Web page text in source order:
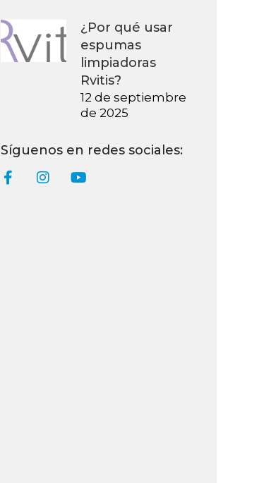
¿Por qué usar
espumas
limpiadoras
Rvitis?
12 de septiembre
de 2025
Síguenos en redes sociales: